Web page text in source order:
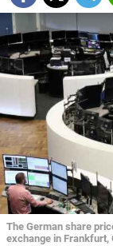
The German share
exchange in Frankfurt,